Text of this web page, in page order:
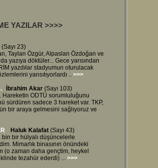
YAZILAR >>>>
(Sayı 23)
Taylan Özgür, Alpaslan Özdoğan ve
yazıya döktüler... Gece yarısından
yazdılar stadyumun oturulacak
yansıtıyorlardı .. >>>
İbrahim Akar (Sayı 103)
Hareketin ODTÜ sorumluluğunu
sürdüren sadece 3 hareket var. TKP,
bir araya gelmesini sağlıyoruz ve
Haluk Kalafat (Sayı 43)
bin bir hülyalı düşüncelerle
Mimarlık binasının önündeki
(o zaman daha gençtim, heykel
tezahür ederdi) ... >>>